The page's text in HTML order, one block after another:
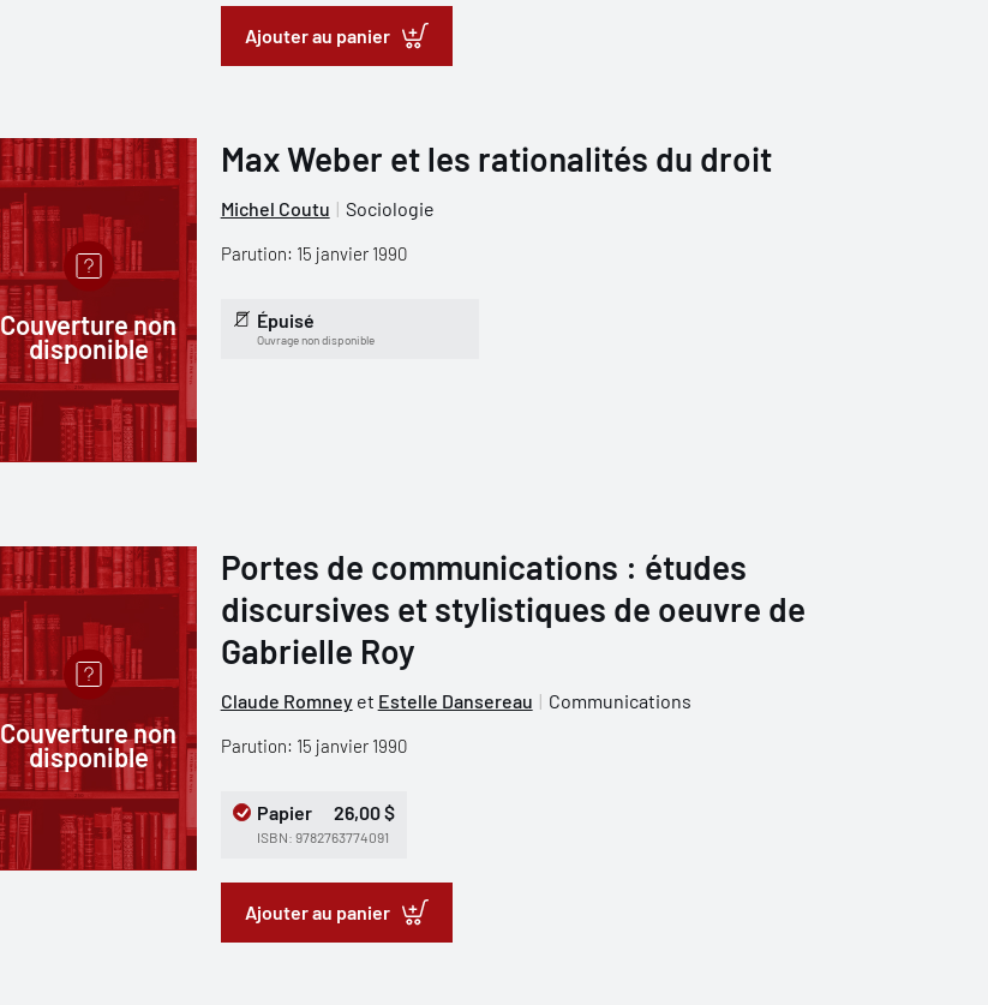
Ajouter au panier
Couverture non
disponible
Max Weber et les rationalités du droit
Michel Coutu Sociologie
Parution: 15 janvier 1990
Épuisé
Ouvrage non disponible
Couverture non
disponible
Portes de communications : études
discursives et stylistiques de oeuvre de
Gabrielle Roy
Claude Romneyet Estelle Dansereau Communications
Parution: 15 janvier 1990
Papier 26,00 $
ISBN: 9782763774091
Ajouter au panier